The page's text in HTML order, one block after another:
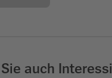
auch